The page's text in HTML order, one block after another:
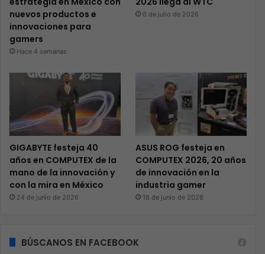
nuevos productos e
innovaciones para
gamers
Hace 4 semanas
6 de julio de 2026
GIGABYTE festeja 40
años en COMPUTEX de la
mano de la innovación y
con la mira en México
24 de junio de 2026
ASUS ROG festeja en
COMPUTEX 2026, 20 años
de innovación en la
industria gamer
18 de junio de 2026
BÚSCANOS EN FACEBOOK